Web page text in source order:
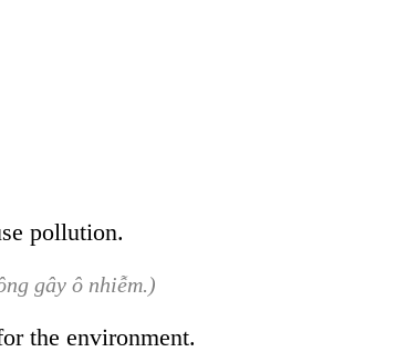
pollution.
gây ô nhiễm.)
the environment.